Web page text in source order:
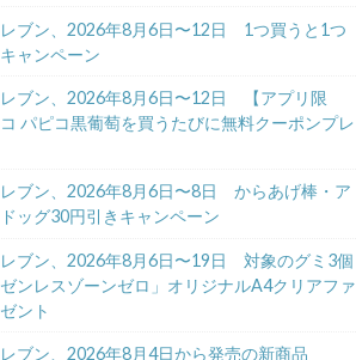
ブン、2026年8月6日〜12日 1つ買うと1つ
ャンペーン
ブン、2026年8月6日〜12日 【アプリ限
パピコ黒葡萄を買うたびに無料クーポンプレ
ブン、2026年8月6日〜8日 からあげ棒・ア
ッグ30円引きキャンペーン
ブン、2026年8月6日〜19日 対象のグミ3個
ンレスゾーンゼロ」オリジナルA4クリアファ
ント
ブン、2026年8月4日から発売の新商品